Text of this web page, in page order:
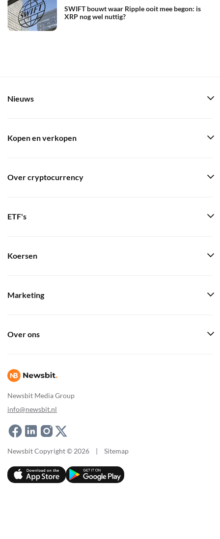
SWIFT bouwt waar Ripple ooit mee begon: is
XRP nog wel nuttig?
Newsbit Media Group
info@newsbit.nl
Nieuws
Kopen en verkopen
Over cryptocurrency
ETF's
Koersen
Marketing
Over ons
Newsbit Copyright © 2026 | Sitemap